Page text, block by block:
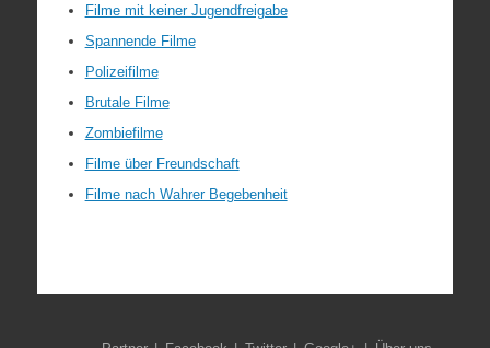
Filme mit keiner Jugendfreigabe
Spannende Filme
Polizeifilme
Brutale Filme
Zombiefilme
Filme über Freundschaft
Filme nach Wahrer Begebenheit